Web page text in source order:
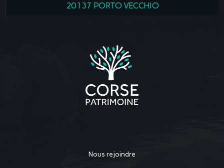
20137 PORTO VECCHIO
Nous rejoindre